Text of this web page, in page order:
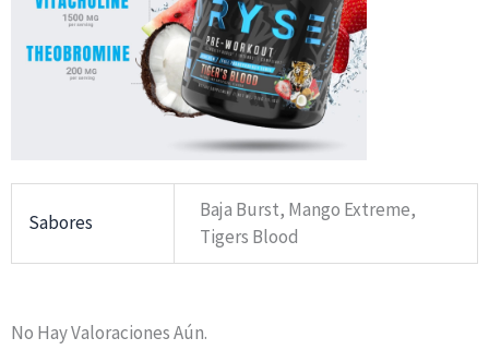
Sabores
Baja Burst, Mango Extreme,
Tigers Blood
No Hay Valoraciones Aún.